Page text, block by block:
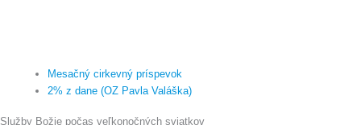
Mesačný cirkevný príspevok
2% z dane (OZ Pavla Valáška)
Služby Božie počas veľkonočných sviatkov